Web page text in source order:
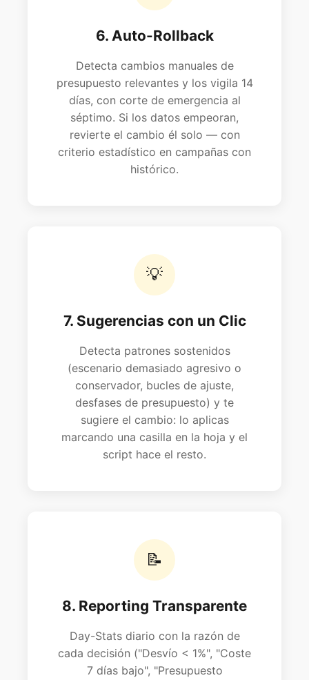
6. Auto-Rollback
Detecta cambios manuales de
presupuesto relevantes y los vigila 14
días, con corte de emergencia al
séptimo. Si los datos empeoran,
revierte el cambio él solo — con
criterio estadístico en campañas con
histórico.
💡
7. Sugerencias con un Clic
Detecta patrones sostenidos
(escenario demasiado agresivo o
conservador, bucles de ajuste,
desfases de presupuesto) y te
sugiere el cambio: lo aplicas
marcando una casilla en la hoja y el
script hace el resto.
📝
8. Reporting Transparente
Day-Stats diario con la razón de
cada decisión ("Desvío < 1%", "Coste
7 días bajo", "Presupuesto